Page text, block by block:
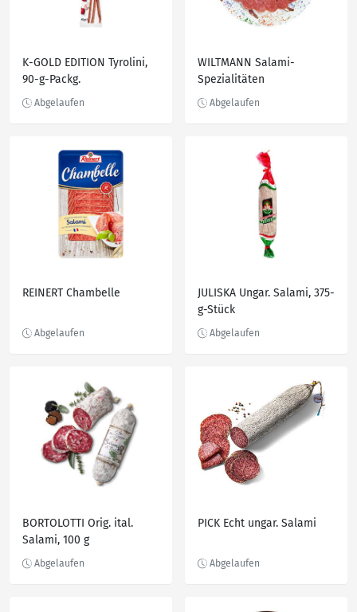
K-GOLD EDITION Tyrolini,
90-g-Packg.
WILTMANN Salami-
Spezialitäten
REINERT Chambelle
JULISKA Ungar. Salami, 375-
g-Stück
BORTOLOTTI Orig. ital.
Salami, 100 g
PICK Echt ungar. Salami